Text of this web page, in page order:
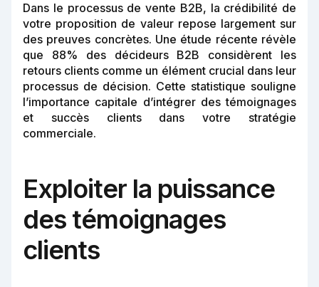
Dans le processus de vente B2B, la crédibilité de
votre proposition de valeur repose largement sur
des preuves concrètes. Une étude récente révèle
que 88% des décideurs B2B considèrent les
retours clients comme un élément crucial dans leur
processus de décision. Cette statistique souligne
l’importance capitale d’intégrer des témoignages
et succès clients dans votre stratégie
commerciale.
Exploiter la puissance
des témoignages
clients